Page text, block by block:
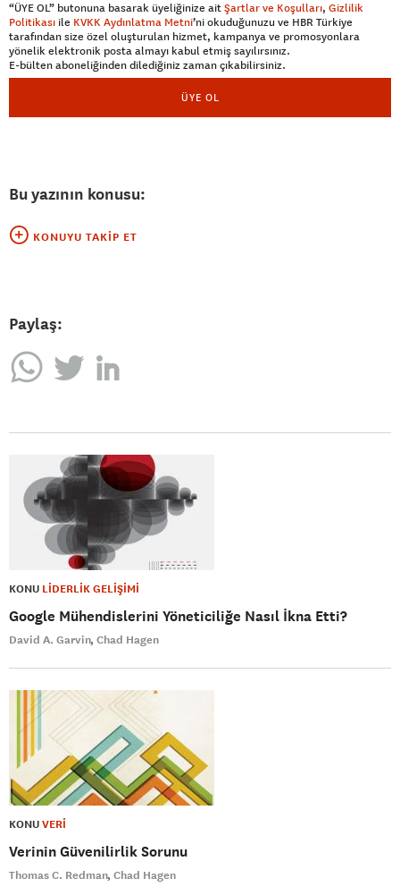
“ÜYE OL” butonuna basarak üyeliğinize aitŞartlar ve Koşulları, Gizlilik
Politikası ile KVKK Aydınlatma Metni’ni okuduğunuzu ve HBR Türkiye
tarafından size özel oluşturulan hizmet, kampanya ve promosyonlara
yönelik elektronik posta almayı kabul etmiş sayılırsınız.
E-bülten aboneliğinden dilediğiniz zaman çıkabilirsiniz.
ÜYE OL
Bu yazının konusu:
KONUYU TAKIP ET
Paylaş:
KONU LİDERLİK GELİŞİMİ
Google Mühendislerini Yöneticiliğe Nasıl İkna Etti?
David A. Garvin Chad Hagen
KONUVERİ
Verinin Güvenilirlik Sorunu
Thomas C. Redman Chad Hagen